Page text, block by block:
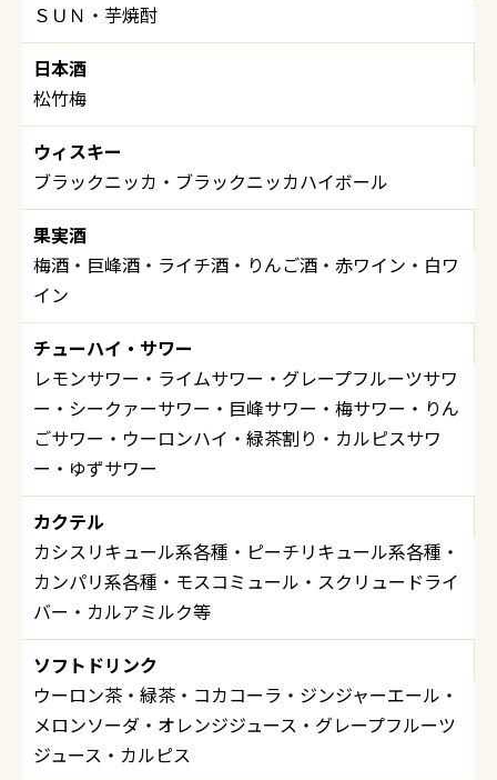
ＳＵＮ・芋焼酎
日本酒
松竹梅
ウィスキー
ブラックニッカ・ブラックニッカハイボール
果実酒
梅酒・巨峰酒・ライチ酒・りんご酒・赤ワイン・白ワ
イン
チューハイ・サワー
レモンサワー・ライムサワー・グレープフルーツサワ
ー・シークァーサワー・巨峰サワー・梅サワー ・ りん
ごサワー・ウーロンハイ・緑茶割り・カルピスサワ
ー・ゆずサワー
カクテル
カシスリキュール系各種・ピーチリキュール系各種・
カンパリ系各種・モスコミュール ・ スクリュードライ
バー・カルアミルク等
ソフトドリンク
ウーロン茶・緑茶・コカコーラ・ジンジャーエール・
メロンソーダ・オレンジジュース ・ グレープフルーツ
ジュース・カルピス